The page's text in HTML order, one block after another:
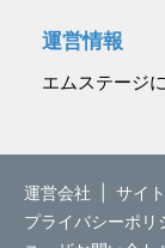
運営情報
エムステージ
運営会社
サイ
プライバシーポリ